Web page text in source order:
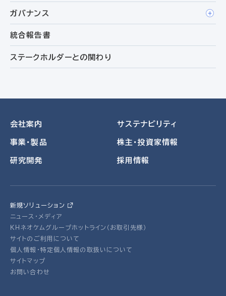
ガバナンス
統合報告書
ステークホルダーとの関わり
会社案内
事業・製品
研究開発
サステナビリティ
株主・投資家情報
採用情報
新規ソリューション
ニュース・メディア
ＫＨネオケムグループホットライン（お取引先様）
サイトのご利用について
個人情報・特定個人情報の取扱いについて
サイトマップ
お問い合わせ